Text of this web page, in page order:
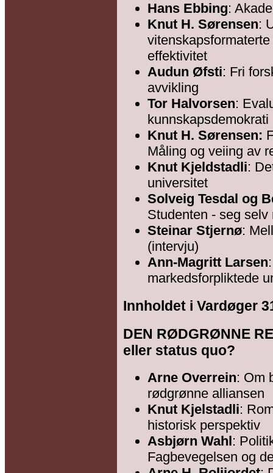
Hans Ebbing:
Knut H. Sørensen:
effektivitet
Audun Øfsti: Fri
avvikling
Tor Halvorsen:
kunnskapsdemokrati
Knut H. Sørensen:
Måling og veiing av
Knut Kjeldstadli:
universitet
Solveig Tesdal og
Studenten - seg selv
Steinar Stjernø:
(intervju)
Ann-Magritt Larsen
markedsforpliktede
Innholdet i Vardøger
DEN RØDGRØNNE
eller status quo?
Arne Overrein: Om
rødgrønne alliansen
Knut Kjelstadli:
historisk perspektiv
Asbjørn Wahl:
Fagbevegelsen og